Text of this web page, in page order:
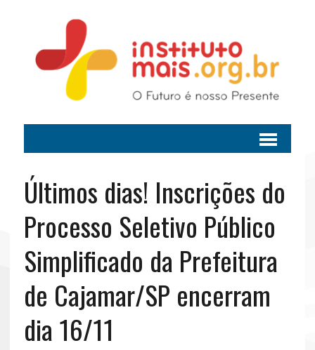
Últimos dias! Inscrições do
Processo Seletivo Público
Simplificado da Prefeitura
de Cajamar/SP encerram
dia 16/11